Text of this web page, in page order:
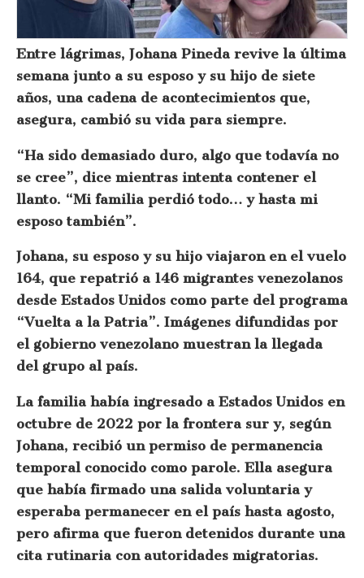
Entre lágrimas, Johana Pineda revive la última
semana junto a su esposo y su hijo de siete
años, una cadena de acontecimientos que,
asegura, cambió su vida para siempre.
“Ha sido demasiado duro, algo que todavía no
se cree”, dice mientras intenta contener el
llanto. “Mi familia perdió todo… y hasta mi
esposo también”.
Johana, su esposo y su hijo viajaron en el vuelo
164, que repatrió a 146 migrantes venezolanos
desde Estados Unidos como parte del programa
“Vuelta a la Patria”. Imágenes difundidas por
el gobierno venezolano muestran la llegada
del grupo al país.
La familia había ingresado a Estados Unidos en
octubre de 2022 por la frontera sur y, según
Johana, recibió un permiso de permanencia
temporal conocido como parole. Ella asegura
que había firmado una salida voluntaria y
esperaba permanecer en el país hasta agosto,
pero afirma que fueron detenidos durante una
cita rutinaria con autoridades migratorias.